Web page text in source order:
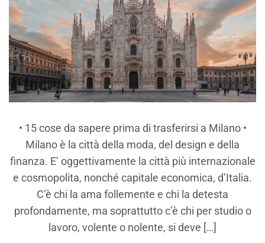
• 15 cose da sapere prima di trasferirsi a Milano •
Milano è la città della moda, del design e della
finanza. E’ oggettivamente la città più internazionale
e cosmopolita, nonché capitale economica, d’Italia.
C’è chi la ama follemente e chi la detesta
profondamente, ma soprattutto c’è chi per studio o
lavoro, volente o nolente, si deve […]